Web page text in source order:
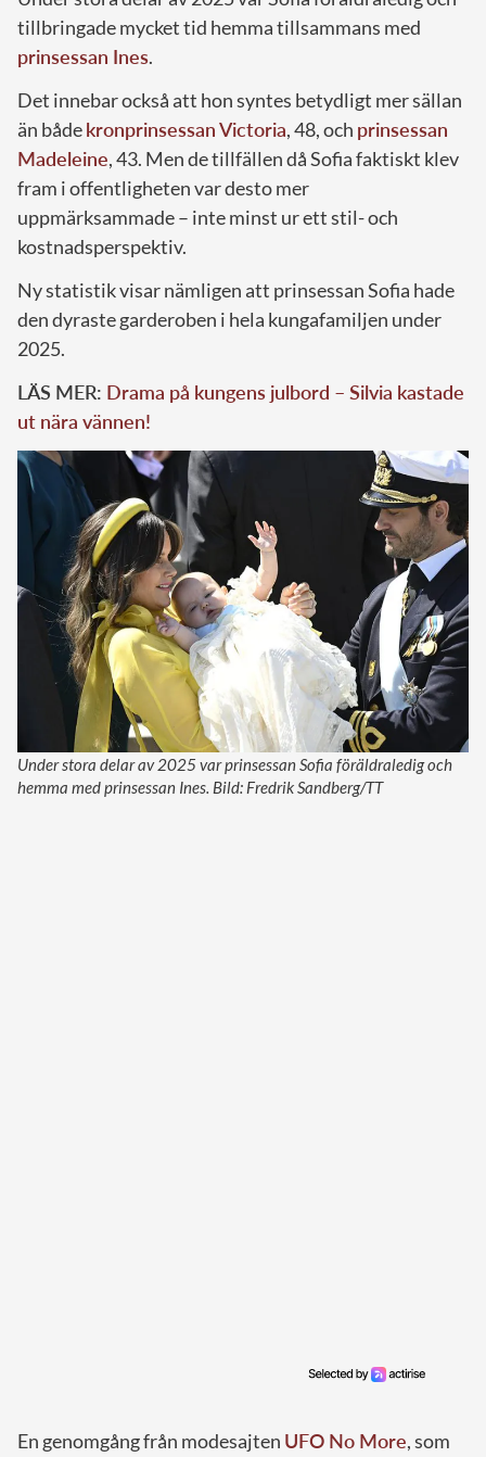
tillbringade mycket tid hemma tillsammans med
prinsessan Ines.
Det innebar också att hon syntes betydligt mer sällan
än bådekronprinsessan Victoria, 48, och prinsessan
Madeleine, 43. Men de tillfällen då Sofia faktiskt klev
fram i offentligheten var desto mer
uppmärksammade – inte minst ur ett stil- och
kostnadsperspektiv.
Ny statistik visar nämligen att prinsessan Sofia hade
den dyraste garderoben i hela kungafamiljen under
2025.
LÄS MER: Drama på kungens julbord – Silvia kastade
ut nära vännen!
Under stora delar av 2025 var prinsessan Sofia föräldraledig och
hemma med prinsessan Ines. Bild: Fredrik Sandberg/TT
En genomgång från modesajten UFO No More, som